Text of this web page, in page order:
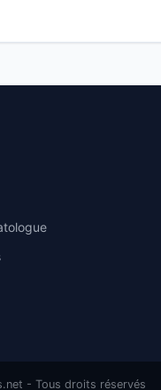
- Tous droits réservés